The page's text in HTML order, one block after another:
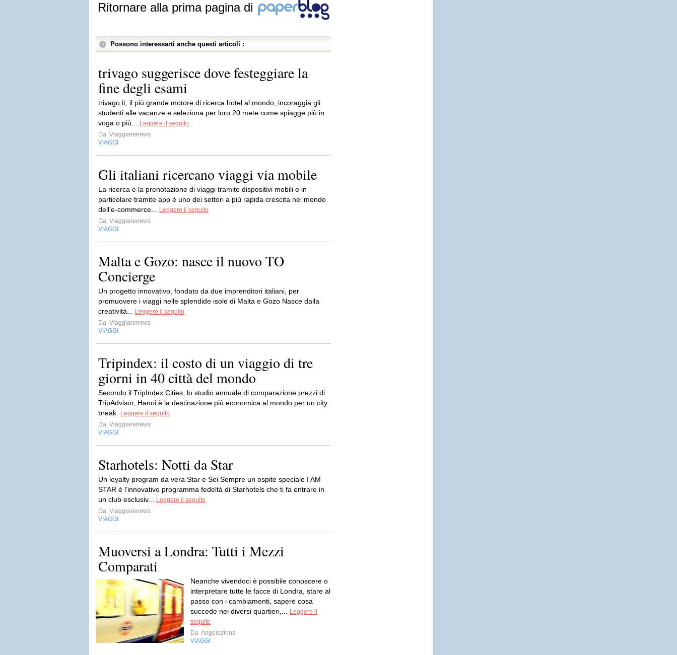
Ritornare alla prima pagina di
Possono interessarti anche questi articoli :
trivago suggerisce dove festeggiare la
fine degli esami
trivago.it, il più grande motore di ricerca hotel al mondo, incoraggia gli
studenti alle vacanze e seleziona per loro 20 mete come spiagge più in
voga o più...
Leggere il seguito
Da Viaggiarenews
VIAGGI
Gli italiani ricercano viaggi via mobile
La ricerca e la prenotazione di viaggi tramite dispositivi mobili e in
particolare tramite app è uno dei settori a più rapida crescita nel mondo
dell’e-commerce...
Leggere il seguito
Da Viaggiarenews
VIAGGI
Malta e Gozo: nasce il nuovo TO
Concierge
Un progetto innovativo, fondato da due imprenditori italiani, per
promuovere i viaggi nelle splendide isole di Malta e Gozo Nasce dalla
creatività...
Leggere il seguito
Da Viaggiarenews
VIAGGI
Tripindex: il costo di un viaggio di tre
giorni in 40 città del mondo
Secondo il TripIndex Cities, lo studio annuale di comparazione prezzi di
TripAdvisor, Hanoi è la destinazione più economica al mondo per un city
break.
Leggere il seguito
Da Viaggiarenews
VIAGGI
Starhotels: Notti da Star
Un loyalty program da vera Star e Sei Sempre un ospite speciale I AM
STAR è l’innovativo programma fedeltà di Starhotels che ti fa entrare in
un club esclusiv...
Leggere il seguito
Da Viaggiarenews
VIAGGI
Muoversi a Londra: Tutti i Mezzi
Comparati
Neanche vivendoci è possibile conoscere o
interpretare tutte le facce di Londra, stare al
passo con i cambiamenti, sapere cosa
succede nei diversi quartieri,...
Leggere il
seguito
Da Angelozinna
VIAGGI